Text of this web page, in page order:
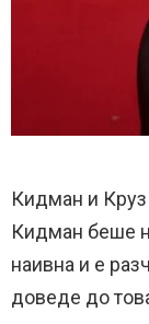
Кидман и Круз
Кидман беше
наивна и е
доведе до